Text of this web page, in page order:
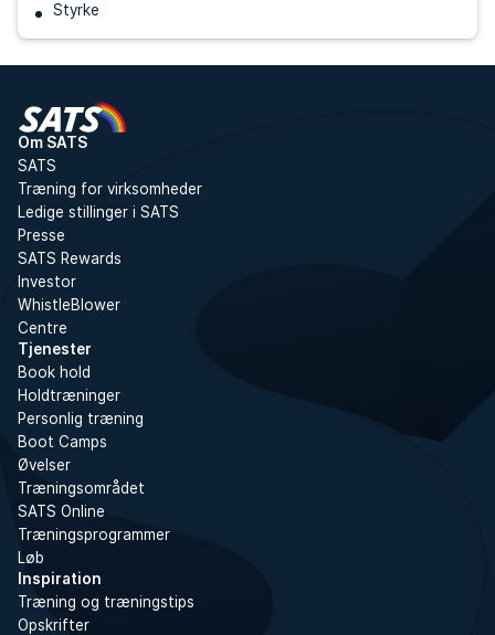
Styrke
Om SATS
SATS
Træning for virksomheder
Ledige stillinger i SATS
Presse
SATS Rewards
Investor
WhistleBlower
Centre
Tjenester
Book hold
Holdtræninger
Personlig træning
Boot Camps
Øvelser
Træningsområdet
SATS Online
Træningsprogrammer
Løb
Inspiration
Træning og træningstips
Opskrifter